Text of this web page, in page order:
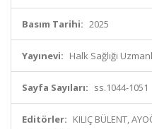
Basım Tarihi: 2025
Yayınevi: Halk Sağlığı
Sayfa Sayıları: ss.1044-1051
Editörler: KILIÇ BÜLENT,